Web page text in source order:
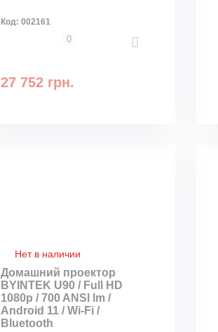
Код:002161
0
27 752 грн.
Нет в наличии
Домашний проектор
BYINTEK U90 / Full HD
1080p / 700 ANSI lm /
Android 11 / Wi-Fi /
Bluetooth